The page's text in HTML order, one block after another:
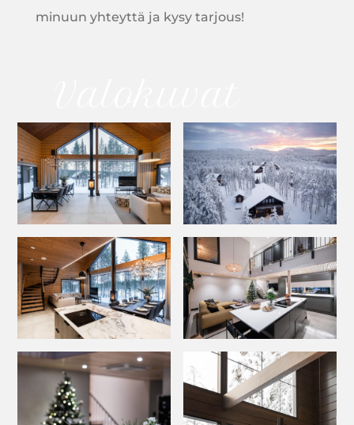
minuun yhteyttä ja kysy tarjous!